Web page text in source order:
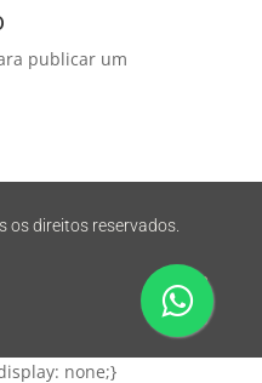
publicar um
os direitos reservados.
none;}